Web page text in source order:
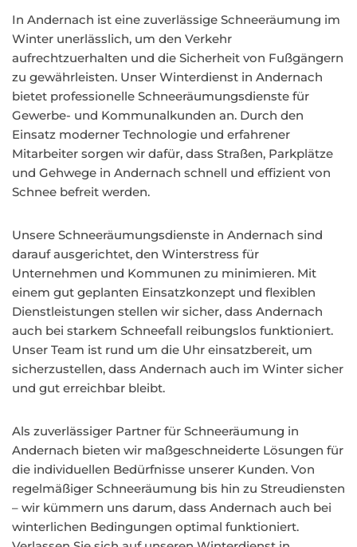
In Andernach ist eine zuverlässige Schneeräumung im
Winter unerlässlich, um den Verkehr
aufrechtzuerhalten und die Sicherheit von Fußgängern
zu gewährleisten. Unser Winterdienst in Andernach
bietet professionelle Schneeräumungsdienste für
Gewerbe- und Kommunalkunden an. Durch den
Einsatz moderner Technologie und erfahrener
Mitarbeiter sorgen wir dafür, dass Straßen, Parkplätze
und Gehwege in Andernach schnell und effizient von
Schnee befreit werden.
Unsere Schneeräumungsdienste in Andernach sind
darauf ausgerichtet, den Winterstress für
Unternehmen und Kommunen zu minimieren. Mit
einem gut geplanten Einsatzkonzept und flexiblen
Dienstleistungen stellen wir sicher, dass Andernach
auch bei starkem Schneefall reibungslos funktioniert.
Unser Team ist rund um die Uhr einsatzbereit, um
sicherzustellen, dass Andernach auch im Winter sicher
und gut erreichbar bleibt.
Als zuverlässiger Partner für Schneeräumung in
Andernach bieten wir maßgeschneiderte Lösungen für
die individuellen Bedürfnisse unserer Kunden. Von
regelmäßiger Schneeräumung bis hin zu Streudiensten
– wir kümmern uns darum, dass Andernach auch bei
winterlichen Bedingungen optimal funktioniert.